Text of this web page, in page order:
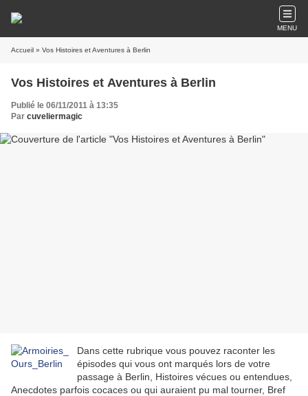
MENU
Accueil » Vos Histoires et Aventures à Berlin
Vos Histoires et Aventures à Berlin
Publié le 06/11/2011 à 13:35
Par cuveliermagic
Dans cette rubrique vous pouvez raconter les
épisodes qui vous ont marqués lors de votre
passage à Berlin, Histoires vécues ou entendues,
Anecdotes parfois cocaces ou qui auraient pu mal tourner, Bref